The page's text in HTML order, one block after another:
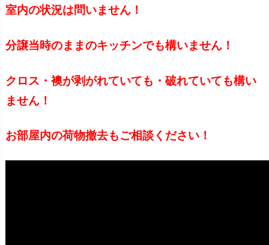
室内の状況は問いません！
分譲当時のままのキッチンでも構いません！
クロス・襖が剥がれていても・破れていても構い
ません！
お部屋内の荷物撤去もご相談ください！